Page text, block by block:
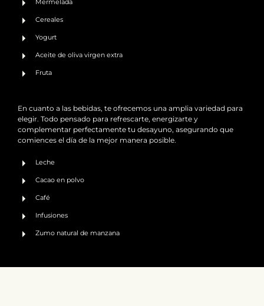
Mermelada
Cereales
Yogurt
Aceite de oliva virgen extra
Fruta
En cuanto a las bebidas, te ofrecemos una amplia variedad para
elegir. Todo pensado para refrescarte, energizarte y
complementar perfectamente tu desayuno, asegurando que
comiences el día de la mejor manera posible.
Leche
Cacao en polvo
Café
Infusiones
Zumo natural de manzana